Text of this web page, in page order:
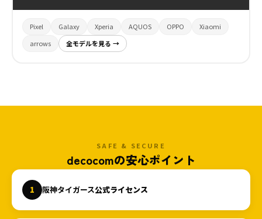
Pixel Galaxy Xperia AQUOS OPPO
Xiaomi
arrows
全モデルを見る →
SAFE & SECURE
decocomの安心ポイント
1 阪神タイガース公式ライセンス